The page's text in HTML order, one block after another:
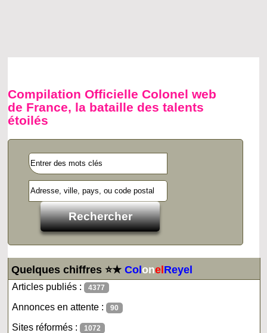
Compilation Officielle Colonel web
de France, la bataille des talents
étoilés
Quelques chiffres ⭐★ColonelReyel
Articles publiés : 4377
Annonces en attente : 90
Sites réformés : 1072